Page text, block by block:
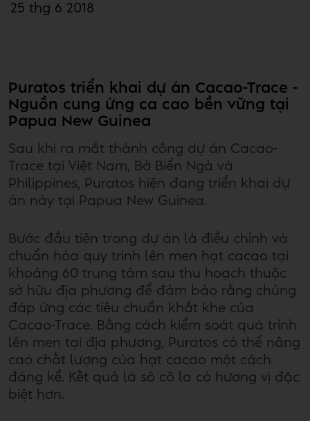
25 thg 6 2018
Puratos triển khai dự án Cacao-Trace -
Nguồn cung ứng ca cao bền vững tại
Papua New Guinea
Sau khi ra mắt thành công dự án Cacao-
Trace tại Việt Nam, Bờ Biển Ngà và
Philippines, Puratos hiện đang triển khai dự
án này tại Papua New Guinea.
Bước đầu tiên trong dự án là điều chỉnh và
chuẩn hóa quy trình lên men hạt cacao tại
khoảng 60 trung tâm sau thu hoạch thuộc
sở hữu địa phương để đảm bảo rằng chúng
đáp ứng các tiêu chuẩn khắt khe của
Cacao-Trace. Bằng cách kiểm soát quá trình
lên men tại địa phương, Puratos có thể nâng
cao chất lượng của hạt cacao một cách
đáng kể. Kết quả là sô cô la có hương vị đặc
biệt hơn.